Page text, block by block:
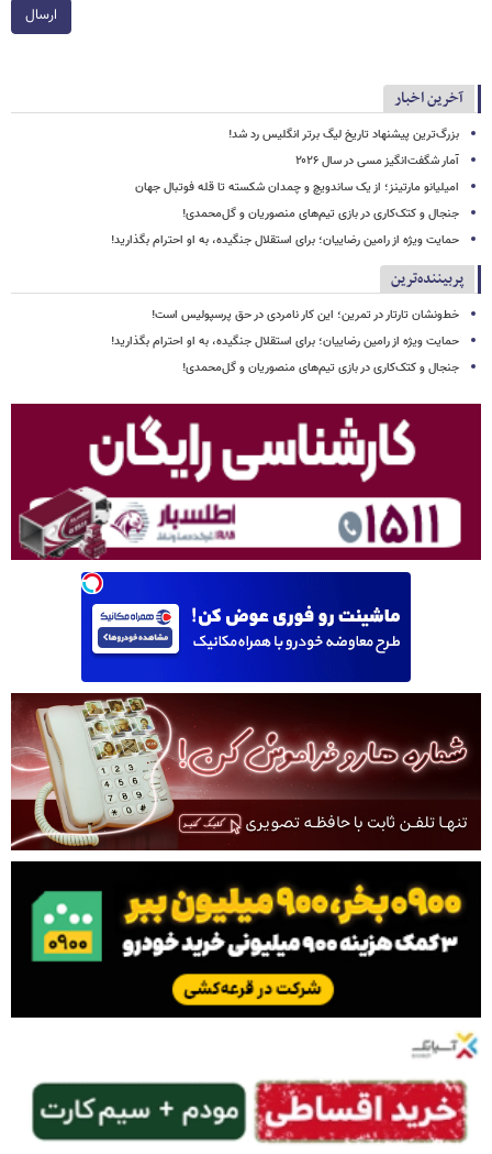
ارسال
آخرین اخبار
بزرگ‌ترین پیشنهاد تاریخ لیگ برتر انگلیس رد شد!
آمار شگفت‌انگیز مسی در سال ۲۰۲۶
امیلیانو مارتینز؛ از یک ساندویچ و چمدان شکسته تا قله فوتبال جهان
جنجال و کتک‌کاری در بازی تیم‌های منصوریان و گل‌محمدی!
حمایت ویژه از رامین رضاییان؛ برای استقلال جنگیده، به او احترام بگذارید!
پربیننده‌ترین
خط‌ونشان تارتار در تمرین؛ این کار نامردی در حق پرسپولیس است!
حمایت ویژه از رامین رضاییان؛ برای استقلال جنگیده، به او احترام بگذارید!
جنجال و کتک‌کاری در بازی تیم‌های منصوریان و گل‌محمدی!